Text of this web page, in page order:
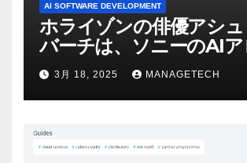
AI SOFTWARE DEVELOPMENT
ホライゾンの俳優アシュ
バーチは、ソニーのAI
ビデオを見て「ゲームパ
マンスという芸術形式に
感じた」と語る – IGN
3月 18, 2025 MANAGETECH